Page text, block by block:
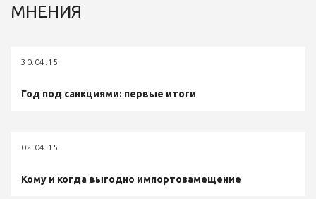
МНЕНИЯ
30.04.15
Год под санкциями: первые итоги
02.04.15
Кому и когда выгодно импортозамещение